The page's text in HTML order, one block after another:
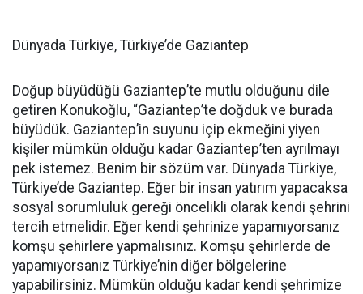
Dünyada Türkiye, Türkiye’de Gaziantep
Doğup büyüdüğü Gaziantep’te mutlu olduğunu dile
getiren Konukoğlu, “Gaziantep’te doğduk ve burada
büyüdük. Gaziantep’in suyunu içip ekmeğini yiyen
kişiler mümkün olduğu kadar Gaziantep’ten ayrılmayı
pek istemez. Benim bir sözüm var. Dünyada Türkiye,
Türkiye’de Gaziantep. Eğer bir insan yatırım yapacaksa
sosyal sorumluluk gereği öncelikli olarak kendi şehrini
tercih etmelidir. Eğer kendi şehrinize yapamıyorsanız
komşu şehirlere yapmalısınız. Komşu şehirlerde de
yapamıyorsanız Türkiye’nin diğer bölgelerine
yapabilirsiniz. Mümkün olduğu kadar kendi şehrimize